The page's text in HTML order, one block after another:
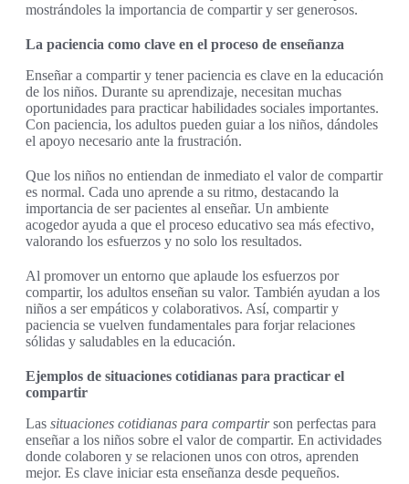
mostrándoles la importancia de compartir y ser generosos.
La paciencia como clave en el proceso de enseñanza
Enseñar a compartir y tener paciencia es clave en la educación
de los niños. Durante su aprendizaje, necesitan muchas
oportunidades para practicar habilidades sociales importantes.
Con paciencia, los adultos pueden guiar a los niños, dándoles
el apoyo necesario ante la frustración.
Que los niños no entiendan de inmediato el valor de compartir
es normal. Cada uno aprende a su ritmo, destacando la
importancia de ser pacientes al enseñar. Un ambiente
acogedor ayuda a que el proceso educativo sea más efectivo,
valorando los esfuerzos y no solo los resultados.
Al promover un entorno que aplaude los esfuerzos por
compartir, los adultos enseñan su valor. También ayudan a los
niños a ser empáticos y colaborativos. Así, compartir y
paciencia se vuelven fundamentales para forjar relaciones
sólidas y saludables en la educación.
Ejemplos de situaciones cotidianas para practicar el
compartir
Las situaciones cotidianas para compartirson perfectas para
enseñar a los niños sobre el valor de compartir. En actividades
donde colaboren y se relacionen unos con otros, aprenden
mejor. Es clave iniciar esta enseñanza desde pequeños.